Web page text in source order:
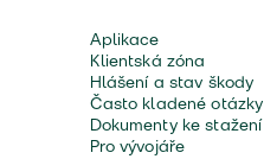
Aplikace
Klientská zóna
Hlášení a stav škody
Často kladené otázky
Dokumenty ke stažení
Pro vývojáře